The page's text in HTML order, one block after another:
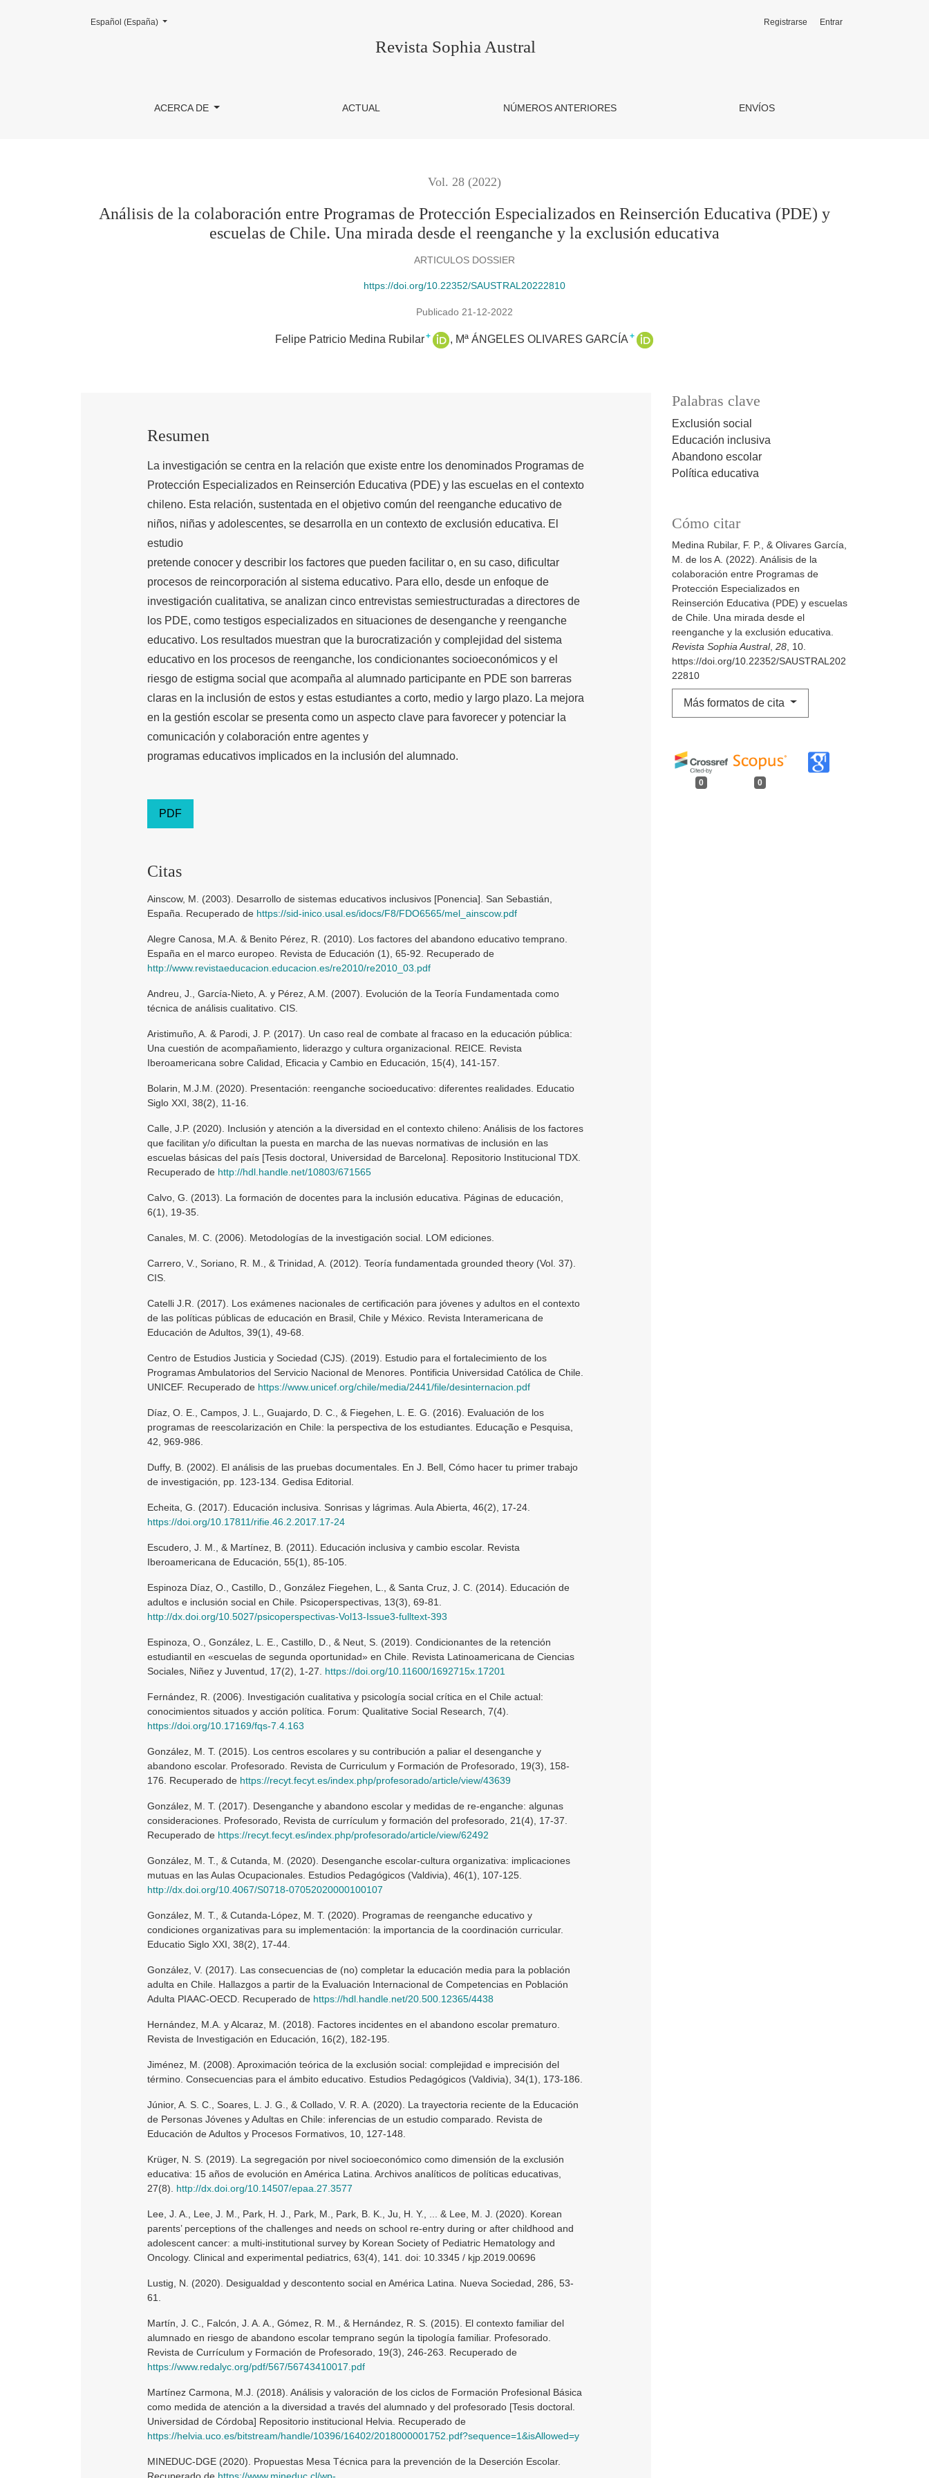
Análisis de la colaboración entre Programas de Protección Especializados en Reinserción Educativa (PDE) y escuelas de Chile. Una mirada desde el reenganche y la
Revista Sophia Austral
ACERCA DE ACTUAL NÚMEROS ANTERIORES ENVÍOS
Registrarse Entrar
Cambiar el idioma. El actual es:
Español (España)
Vol. 28 (2022)
Análisis de la colaboración entre Programas de Protección Especializados en Reinserción Educativa (PDE) y
escuelas de Chile. Una mirada desde el reenganche y la exclusión educativa
ARTICULOS DOSSIER
https://doi.org/10.22352/SAUSTRAL20222810
Publicado 21-12-2022
Felipe Patricio Medina Rubilar+ Mª ÁNGELES OLIVARES GARCÍA +
Palabras clave
Exclusión social
Educación inclusiva
Abandono escolar
Política educativa
Cómo citar
Medina Rubilar, F. P., & Olivares García,
M. de los A. (2022). Análisis de la
colaboración entre Programas de
Protección Especializados en
Reinserción Educativa (PDE) y escuelas
de Chile. Una mirada desde el
reenganche y la exclusión educativa.
Revista Sophia Austral, 28 , 10.
https://doi.org/10.22352/SAUSTRAL202
22810
Más formatos de cita
0 0
Resumen
La investigación se centra en la relación que existe entre los denominados Programas de
Protección Especializados en Reinserción Educativa (PDE) y las escuelas en el contexto
chileno. Esta relación, sustentada en el objetivo común del reenganche educativo de
niños, niñas y adolescentes, se desarrolla en un contexto de exclusión educativa. El
estudio
pretende conocer y describir los factores que pueden facilitar o, en su caso, dificultar
procesos de reincorporación al sistema educativo. Para ello, desde un enfoque de
investigación cualitativa, se analizan cinco entrevistas semiestructuradas a directores de
los PDE, como testigos especializados en situaciones de desenganche y reenganche
educativo. Los resultados muestran que la burocratización y complejidad del sistema
educativo en los procesos de reenganche, los condicionantes socioeconómicos y el
riesgo de estigma social que acompaña al alumnado participante en PDE son barreras
claras en la inclusión de estos y estas estudiantes a corto, medio y largo plazo. La mejora
en la gestión escolar se presenta como un aspecto clave para favorecer y potenciar la
comunicación y colaboración entre agentes y
programas educativos implicados en la inclusión del alumnado.
PDF
Citas
Ainscow, M. (2003). Desarrollo de sistemas educativos inclusivos [Ponencia]. San Sebastián,
España. Recuperado de https://sid-inico.usal.es/idocs/F8/FDO6565/mel_ainscow.pdf
Alegre Canosa, M.A. & Benito Pérez, R. (2010). Los factores del abandono educativo temprano.
España en el marco europeo. Revista de Educación (1), 65-92. Recuperado de
http://www.revistaeducacion.educacion.es/re2010/re2010_03.pdf
Andreu, J., García-Nieto, A. y Pérez, A.M. (2007). Evolución de la Teoría Fundamentada como
técnica de análisis cualitativo. CIS.
Aristimuño, A. & Parodi, J. P. (2017). Un caso real de combate al fracaso en la educación pública:
Una cuestión de acompañamiento, liderazgo y cultura organizacional. REICE. Revista
Iberoamericana sobre Calidad, Eficacia y Cambio en Educación, 15(4), 141-157.
Bolarin, M.J.M. (2020). Presentación: reenganche socioeducativo: diferentes realidades. Educatio
Siglo XXI, 38(2), 11-16.
Calle, J.P. (2020). Inclusión y atención a la diversidad en el contexto chileno: Análisis de los factores
que facilitan y/o dificultan la puesta en marcha de las nuevas normativas de inclusión en las
escuelas básicas del país [Tesis doctoral, Universidad de Barcelona]. Repositorio Institucional TDX.
Recuperado de http://hdl.handle.net/10803/671565
Calvo, G. (2013). La formación de docentes para la inclusión educativa. Páginas de educación,
6(1), 19-35.
Canales, M. C. (2006). Metodologías de la investigación social. LOM ediciones.
Carrero, V., Soriano, R. M., & Trinidad, A. (2012). Teoría fundamentada grounded theory (Vol. 37).
CIS.
Catelli J.R. (2017). Los exámenes nacionales de certificación para jóvenes y adultos en el contexto
de las políticas públicas de educación en Brasil, Chile y México. Revista Interamericana de
Educación de Adultos, 39(1), 49-68.
Centro de Estudios Justicia y Sociedad (CJS). (2019). Estudio para el fortalecimiento de los
Programas Ambulatorios del Servicio Nacional de Menores. Pontificia Universidad Católica de Chile.
UNICEF. Recuperado de https://www.unicef.org/chile/media/2441/file/desinternacion.pdf
Díaz, O. E., Campos, J. L., Guajardo, D. C., & Fiegehen, L. E. G. (2016). Evaluación de los
programas de reescolarización en Chile: la perspectiva de los estudiantes. Educação e Pesquisa,
42, 969-986.
Duffy, B. (2002). El análisis de las pruebas documentales. En J. Bell, Cómo hacer tu primer trabajo
de investigación, pp. 123-134. Gedisa Editorial.
Echeita, G. (2017). Educación inclusiva. Sonrisas y lágrimas. Aula Abierta, 46(2), 17-24.
https://doi.org/10.17811/rifie.46.2.2017.17-24
Escudero, J. M., & Martínez, B. (2011). Educación inclusiva y cambio escolar. Revista
Iberoamericana de Educación, 55(1), 85-105.
Espinoza Díaz, O., Castillo, D., González Fiegehen, L., & Santa Cruz, J. C. (2014). Educación de
adultos e inclusión social en Chile. Psicoperspectivas, 13(3), 69-81.
http://dx.doi.org/10.5027/psicoperspectivas-Vol13-Issue3-fulltext-393
Espinoza, O., González, L. E., Castillo, D., & Neut, S. (2019). Condicionantes de la retención
estudiantil en «escuelas de segunda oportunidad» en Chile. Revista Latinoamericana de Ciencias
Sociales, Niñez y Juventud, 17(2), 1-27. https://doi.org/10.11600/1692715x.17201
Fernández, R. (2006). Investigación cualitativa y psicología social crítica en el Chile actual:
conocimientos situados y acción política. Forum: Qualitative Social Research, 7(4).
https://doi.org/10.17169/fqs-7.4.163
González, M. T. (2015). Los centros escolares y su contribución a paliar el desenganche y
abandono escolar. Profesorado. Revista de Curriculum y Formación de Profesorado, 19(3), 158-
176. Recuperado de https://recyt.fecyt.es/index.php/profesorado/article/view/43639
González, M. T. (2017). Desenganche y abandono escolar y medidas de re-enganche: algunas
consideraciones. Profesorado, Revista de currículum y formación del profesorado, 21(4), 17-37.
Recuperado de https://recyt.fecyt.es/index.php/profesorado/article/view/62492
González, M. T., & Cutanda, M. (2020). Desenganche escolar-cultura organizativa: implicaciones
mutuas en las Aulas Ocupacionales. Estudios Pedagógicos (Valdivia), 46(1), 107-125.
http://dx.doi.org/10.4067/S0718-07052020000100107
González, M. T., & Cutanda-López, M. T. (2020). Programas de reenganche educativo y
condiciones organizativas para su implementación: la importancia de la coordinación curricular.
Educatio Siglo XXI, 38(2), 17-44.
González, V. (2017). Las consecuencias de (no) completar la educación media para la población
adulta en Chile. Hallazgos a partir de la Evaluación Internacional de Competencias en Población
Adulta PIAAC-OECD. Recuperado de https://hdl.handle.net/20.500.12365/4438
Hernández, M.A. y Alcaraz, M. (2018). Factores incidentes en el abandono escolar prematuro.
Revista de Investigación en Educación, 16(2), 182-195.
Jiménez, M. (2008). Aproximación teórica de la exclusión social: complejidad e imprecisión del
término. Consecuencias para el ámbito educativo. Estudios Pedagógicos (Valdivia), 34(1), 173-186.
Júnior, A. S. C., Soares, L. J. G., & Collado, V. R. A. (2020). La trayectoria reciente de la Educación
de Personas Jóvenes y Adultas en Chile: inferencias de un estudio comparado. Revista de
Educación de Adultos y Procesos Formativos, 10, 127-148.
Krüger, N. S. (2019). La segregación por nivel socioeconómico como dimensión de la exclusión
educativa: 15 años de evolución en América Latina. Archivos analíticos de políticas educativas,
27(8). http://dx.doi.org/10.14507/epaa.27.3577
Lee, J. A., Lee, J. M., Park, H. J., Park, M., Park, B. K., Ju, H. Y., ... & Lee, M. J. (2020). Korean
parents’ perceptions of the challenges and needs on school re-entry during or after childhood and
adolescent cancer: a multi-institutional survey by Korean Society of Pediatric Hematology and
Oncology. Clinical and experimental pediatrics, 63(4), 141. doi: 10.3345 / kjp.2019.00696
Lustig, N. (2020). Desigualdad y descontento social en América Latina. Nueva Sociedad, 286, 53-
61.
Martín, J. C., Falcón, J. A. A., Gómez, R. M., & Hernández, R. S. (2015). El contexto familiar del
alumnado en riesgo de abandono escolar temprano según la tipología familiar. Profesorado.
Revista de Currículum y Formación de Profesorado, 19(3), 246-263. Recuperado de
https://www.redalyc.org/pdf/567/56743410017.pdf
Martínez Carmona, M.J. (2018). Análisis y valoración de los ciclos de Formación Profesional Básica
como medida de atención a la diversidad a través del alumnado y del profesorado [Tesis doctoral.
Universidad de Córdoba] Repositorio institucional Helvia. Recuperado de
https://helvia.uco.es/bitstream/handle/10396/16402/2018000001752.pdf?sequence=1&isAllowed=y
MINEDUC-DGE (2020). Propuestas Mesa Técnica para la prevención de la Deserción Escolar.
Recuperado de https://www.mineduc.cl/wp-